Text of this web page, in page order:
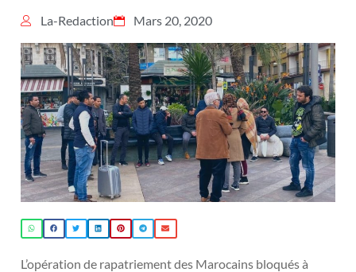
La-Redaction Mars 20, 2020
L’opération de rapatriement des Marocains bloqués à